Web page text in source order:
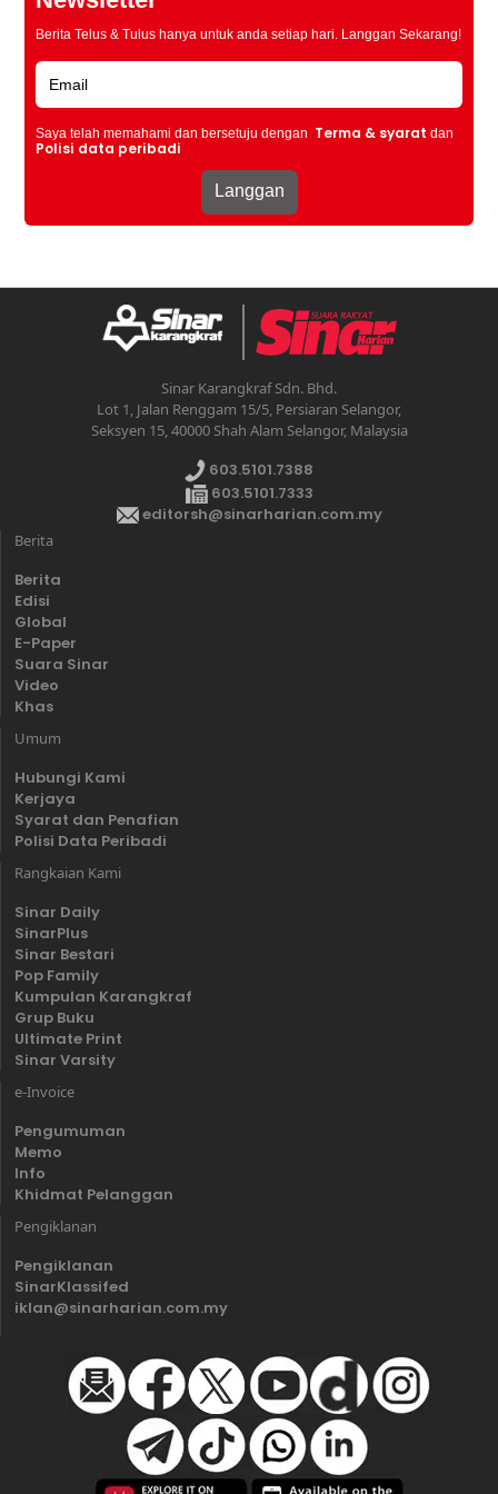
Berita Telus & Tulus hanya untuk anda setiap hari. Langgan Sekarang!
Saya telah memahami dan bersetuju dengan Terma & syarat dan
Polisi data peribadi
Sinar Karangkraf Sdn. Bhd.
Lot 1, Jalan Renggam 15/5, Persiaran Selangor,
Seksyen 15, 40000 Shah Alam Selangor, Malaysia
603.5101.7388
603.5101.7333
editorsh@sinarharian.com.my
Berita
Berita
Edisi
Global
E-Paper
Suara Sinar
Video
Khas
Umum
Hubungi Kami
Kerjaya
Syarat dan Penafian
Polisi Data Peribadi
Rangkaian Kami
Sinar Daily
SinarPlus
Sinar Bestari
Pop Family
Kumpulan Karangkraf
Grup Buku
Ultimate Print
Sinar Varsity
e-Invoice
Pengumuman
Memo
Info
Khidmat Pelanggan
Pengiklanan
Pengiklanan
SinarKlassifed
iklan@sinarharian.com.my